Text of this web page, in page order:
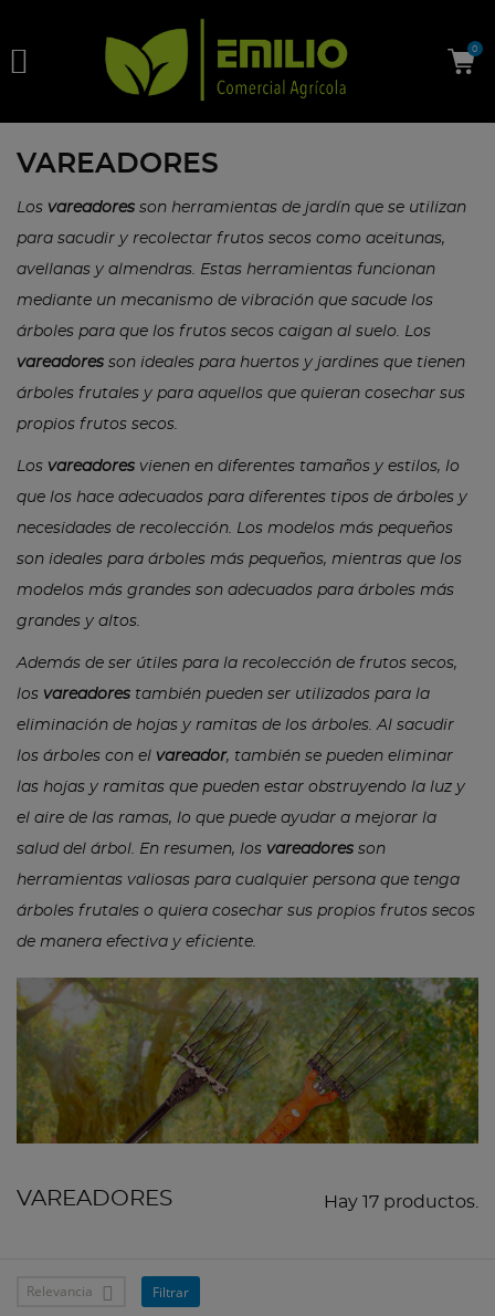
 0
VAREADORES
Los vareadores son herramientas de jardín que se utilizan
para sacudir y recolectar frutos secos como aceitunas,
avellanas y almendras. Estas herramientas funcionan
mediante un mecanismo de vibración que sacude los
árboles para que los frutos secos caigan al suelo. Los
vareadores son ideales para huertos y jardines que tienen
árboles frutales y para aquellos que quieran cosechar sus
propios frutos secos.
Los vareadores vienen en diferentes tamaños y estilos, lo
que los hace adecuados para diferentes tipos de árboles y
necesidades de recolección. Los modelos más pequeños
son ideales para árboles más pequeños, mientras que los
modelos más grandes son adecuados para árboles más
grandes y altos.
Además de ser útiles para la recolección de frutos secos,
los vareadores también pueden ser utilizados para la
eliminación de hojas y ramitas de los árboles. Al sacudir
los árboles con el vareador, también se pueden eliminar
las hojas y ramitas que pueden estar obstruyendo la luz y
el aire de las ramas, lo que puede ayudar a mejorar la
salud del árbol. En resumen, los vareadores son
herramientas valiosas para cualquier persona que tenga
árboles frutales o quiera cosechar sus propios frutos secos
de manera efectiva y eficiente.
VAREADORES Hay 17 productos.
Relevancia  Filtrar